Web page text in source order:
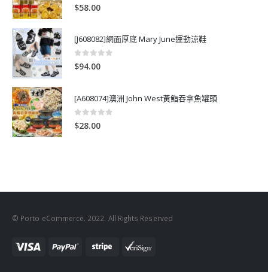
0
$58.00
[J608082]網面厚底 Mary June運動涼鞋
0 out of 5
$94.00
[A608074]澳洲 John West黃鮨吞拿魚罐頭
0 out of 5
$28.00
© Porto eCommerce. 2022. All Rights Reserved